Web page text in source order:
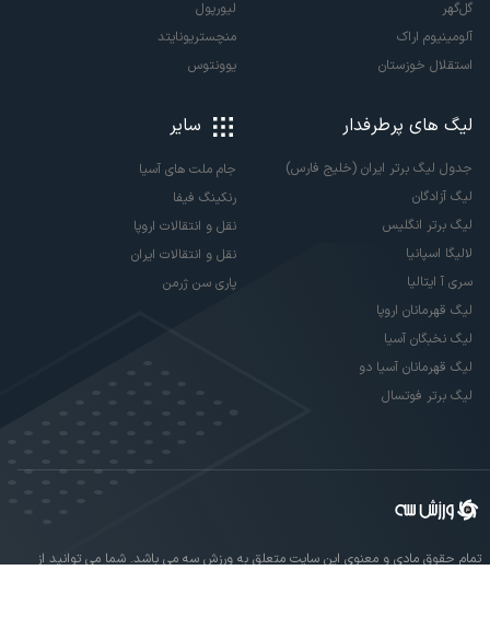
گل‌گهر
آلومینیوم اراک
استقلال خوزستان
لیورپول
منچستریونایتد
یوونتوس
لیگ های پرطرفدار
جدول لیگ برتر ایران (خلیج فارس)
لیگ آزادگان
لیگ برتر انگلیس
لالیگا اسپانیا
سری آ ایتالیا
لیگ قهرمانان اروپا
لیگ نخبگان آسیا
لیگ قهرمانان آسیا دو
لیگ برتر فوتسال
سایر
جام ملت های آسیا
رنکینگ فیفا
نقل و انتقالات اروپا
نقل و انتقالات ایران
پاری سن ژرمن
تمام حقوق مادی و معنوی این سایت متعلق به ورزش سه می باشد. شما می توانید از